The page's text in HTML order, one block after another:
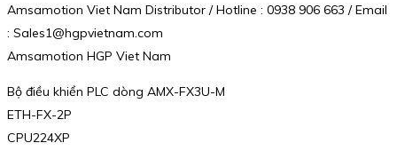
Amsamotion Viet Nam Distributor / Hotline : 0938 906 663 / Email
: Sales1@hgpvietnam.com
Amsamotion HGP Viet Nam
Bộ điều khiển PLC dòng AMX-FX3U-M
ETH-FX-2P
CPU224XP